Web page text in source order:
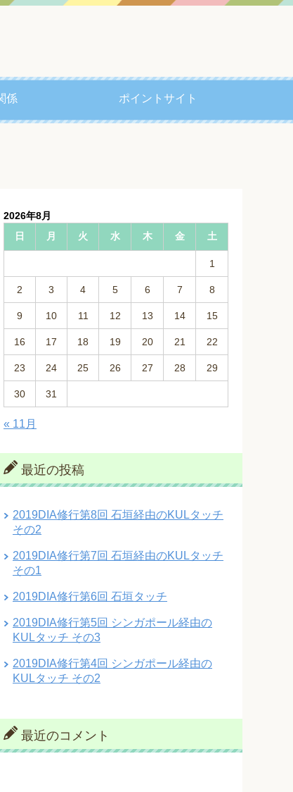
係 ポイントサイト
2026年8月
日
月 火 水 木 金 土
1
2 3 4 5 6 7 8
9 10 11 12 13 14 15
16 17 18 19 20 21 22
23 24 25 26 27 28 29
30 31
« 11月
最近の投稿
2019DIA修行第8回 石垣経由のKULタッチ
その2
2019DIA修行第7回 石垣経由のKULタッチ
その1
2019DIA修行第6回 石垣タッチ
2019DIA修行第5回 シンガポール経由の
KULタッチ その3
2019DIA修行第4回 シンガポール経由の
KULタッチ その2
最近のコメント